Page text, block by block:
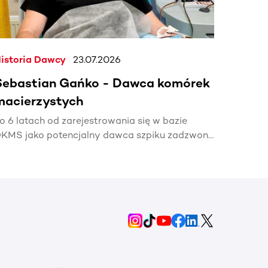
Dawcy 23.07.2026
Gańko - Dawca komórek
6 latach od zarejestrowania się w bazie
jako potencjalny dawca szpiku zadzwonił